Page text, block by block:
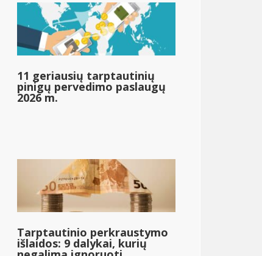
11 geriausių tarptautinių
pinigų pervedimo paslaugų
2026 m.
Tarptautinio perkraustymo
išlaidos: 9 dalykai, kurių